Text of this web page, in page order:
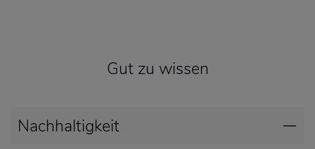
Gut zu wissen
Nachhaltigkeit